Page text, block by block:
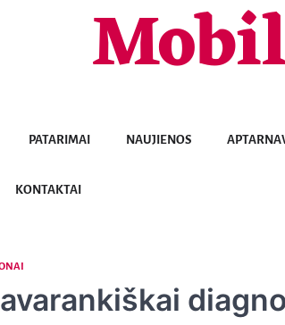
PATARIMAI NAUJIENOS
KONTAKTAI